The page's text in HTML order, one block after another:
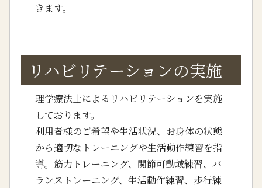
きます。
リハビリテーションの実施
理学療法士によるリハビリテーションを実施
しております。
利用者様のご希望や生活状況、お身体の状態
から適切なトレーニングや生活動作練習を指
導。筋力トレーニング、関節可動域練習、バ
ランストレーニング、生活動作練習、歩行練